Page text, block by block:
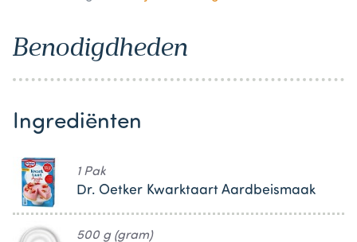
Benodigdheden
Ingrediënten
1 Pak
Dr. Oetker Kwarktaart Aardbeismaak
500 g (gram)